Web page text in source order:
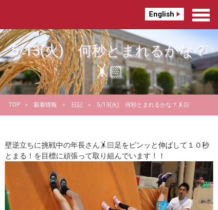
English
5/13(火) 何秒とまれるかな？
🤸🏻
TOP 新着情報 日記 5/13(火) 何秒とまれるかな？🤸🏻
壁逆立ちに挑戦中の年長さん🤸🏻足をピンッと伸ばして１０秒
とまる！を目標に頑張って取り組んでいます！！